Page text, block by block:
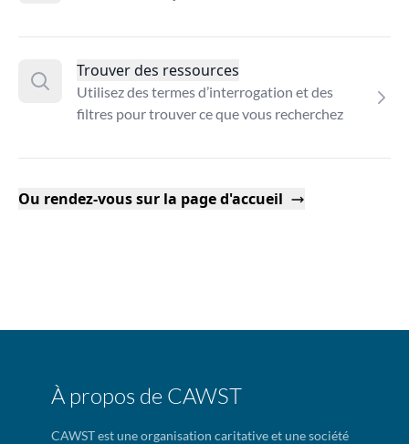
Trouver des ressources
Utilisez des termes d’interrogation et des
filtres pour trouver ce que vous recherchez
Ou rendez-vous sur la page d'accueil
À propos de CAWST
CAWST est une organisation caritative et une société